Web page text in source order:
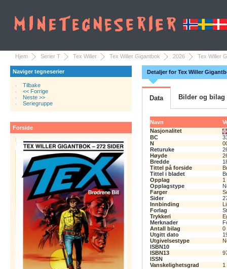
Hjem Serier T Tex Willer Tex Willer Gigantbok 2026 Tex Willer
Naviger tegneserier
Tilbake
<< Forrige
Neste >>
Seriegruppe
Forside
Detaljer for Tex Willer
Data Bilder og bilag
Navn
Nasjonalitet
BC
N
Returuke
Høyde
Bredde
Tittel på forside
Tittel i bladet
Opplag
1
Opplagstype
Farger
Sider
Innbinding
Forlag
Trykkeri
Merknader
Antall bilag
0
Utgitt dato
Utgivelsestype
ISBN10
ISBN13
ISSN
Vanskelighetsgrad
1